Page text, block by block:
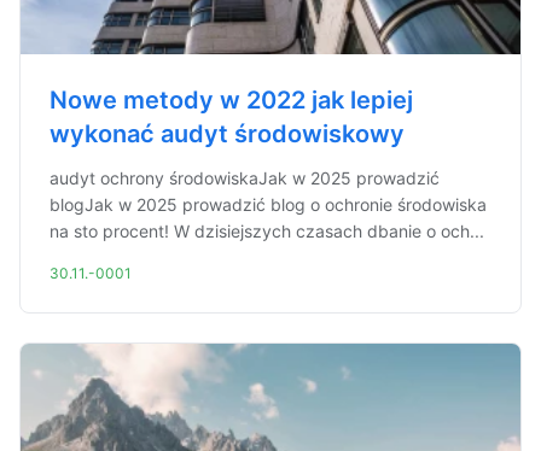
Nowe metody w 2022 jak lepiej
wykonać audyt środowiskowy
audyt ochrony środowiskaJak w 2025 prowadzić
blogJak w 2025 prowadzić blog o ochronie środowiska
na sto procent! W dzisiejszych czasach dbanie o och...
30.11.-0001